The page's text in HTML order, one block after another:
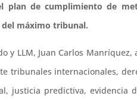
plan de cumplimiento de
máximo tribunal.
y LLM, Juan Carlos
tribunales internacionales,
justicia predictiva, evidencia